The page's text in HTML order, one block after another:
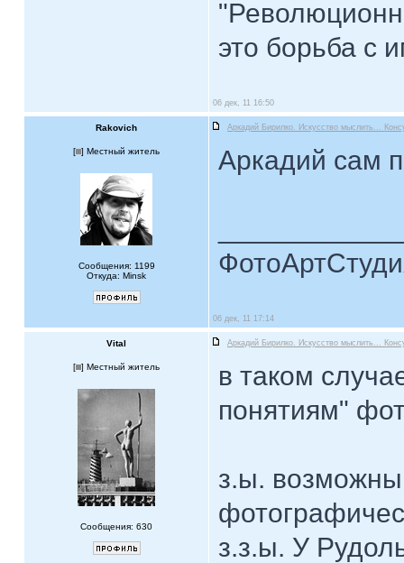
это борьба с
06 дек, 11 16:50
Rakovich Аркадий Бирилко. Искусство мыслить...
[ ] Местный житель
Сообщения: 1199
Откуда: Minsk
Аркадий сам
06 дек, 11 17:14
Vital Аркадий Бирилко. Искусство мыслить...
[ ] Местный житель
Сообщения: 630
в таком
понятиям"
з.ы.
з.з.ы. У